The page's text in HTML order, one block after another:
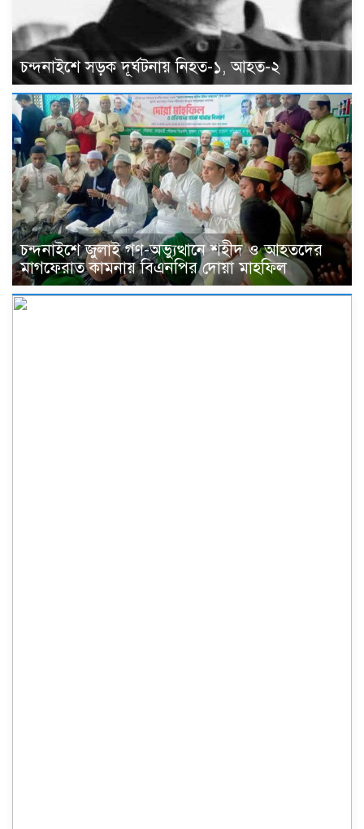
চন্দনাইশে সড়ক দূর্ঘটনায় নিহত-১, আহত-২
চন্দনাইশে জুলাই গণ-অভ্যুত্থানে শহীদ ও আহতদের
মাগফেরাত কামনায় বিএনপির দোয়া মাহফিল